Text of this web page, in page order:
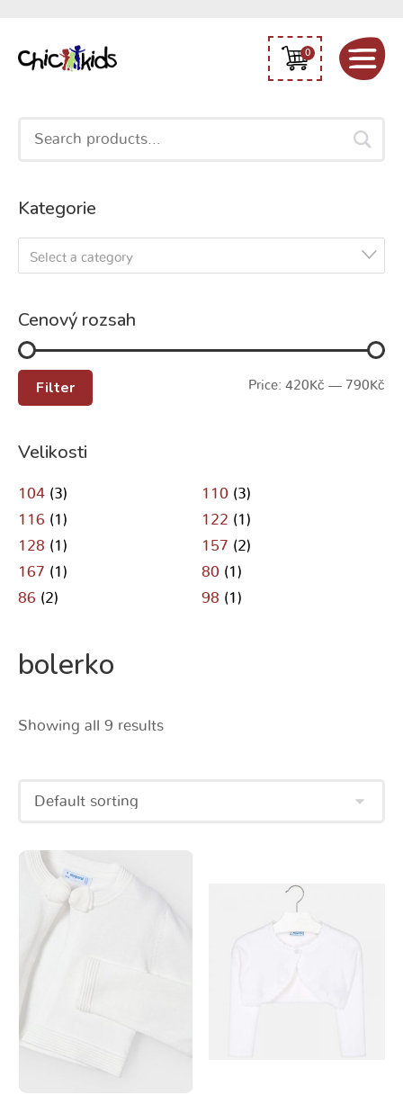
0
Search
Kategorie
Select a category
Cenový rozsah
Filter Price: 420Kč — 790Kč
Velikosti
104 (3) 110 (3)
116 (1) 122 (1)
128 (1) 157 (2)
167 (1) 80 (1)
86 (2) 98 (1)
bolerko
Showing all 9 results